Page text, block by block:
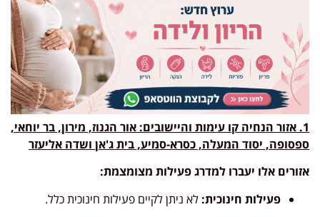
1. אזור הנחיה קו עימות והיישובים: אור הגנוז, מירון, בר יוחאי,
ספסופה, יסוד המעלה, כסרא-סמיע, בית ג'אן ושדה אליעזר
אזורים אלו יעברו למדרג פעילות מצומצמת:
פעילות חינוכית: לא ניתן לקיים פעילות חינוכית כלל.